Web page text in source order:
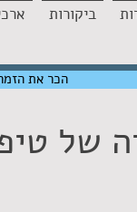
ביקורות
של
הכר את